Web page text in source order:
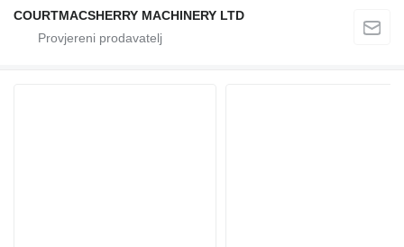
COURTMACSHERRY MACHINERY LTD